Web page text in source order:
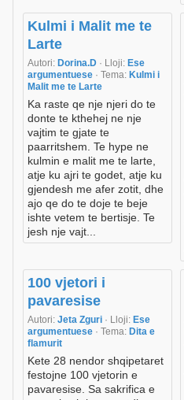
Kulmi i Malit me te
Larte
Autori: Dorina.D · Lloji: Ese
argumentuese · Tema: Kulmi i
Malit me te Larte
Ka raste qe nje njeri do te
donte te kthehej ne nje
vajtim te gjate te
paarritshem. Te hype ne
kulmin e malit me te larte,
atje ku ajri te godet, atje ku
gjendesh me afer zotit, dhe
ajo qe do te doje te beje
ishte vetem te bertisje. Te
jesh nje vajt...
100 vjetori i
pavaresise
Autori: Jeta Zguri · Lloji: Ese
argumentuese · Tema: Dita e
flamurit
Kete 28 nendor shqipetaret
festojne 100 vjetorin e
pavaresise. Sa sakrifica e